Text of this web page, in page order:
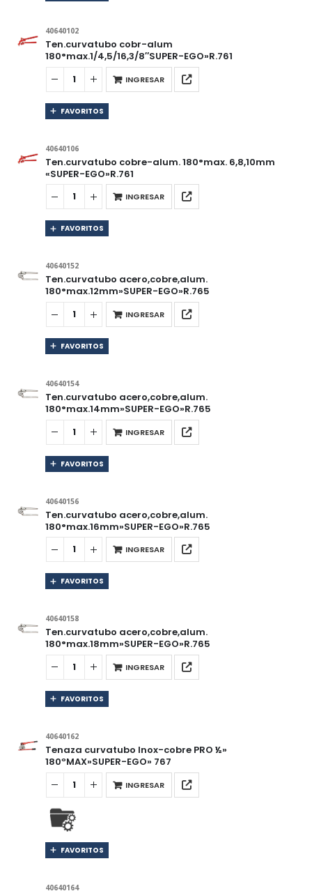
40640102
Ten.curvatubo cobr-alum
180°max.1/4,5/16,3/8″SUPER-EGO»R.761
INGRESAR
FAVORITOS
40640106
Ten.curvatubo cobre-alum. 180°max. 6,8,10mm
«SUPER-EGO»R.761
INGRESAR
FAVORITOS
40640152
Ten.curvatubo acero,cobre,alum.
180°max.12mm»SUPER-EGO»R.765
INGRESAR
FAVORITOS
40640154
Ten.curvatubo acero,cobre,alum.
180°max.14mm»SUPER-EGO»R.765
INGRESAR
FAVORITOS
40640156
Ten.curvatubo acero,cobre,alum.
180°max.16mm»SUPER-EGO»R.765
INGRESAR
FAVORITOS
40640158
Ten.curvatubo acero,cobre,alum.
180°max.18mm»SUPER-EGO»R.765
INGRESAR
FAVORITOS
40640162
Tenaza curvatubo Inox-cobre PRO ½»
180ºMAX»SUPER-EGO» 767
INGRESAR
FAVORITOS
40640164